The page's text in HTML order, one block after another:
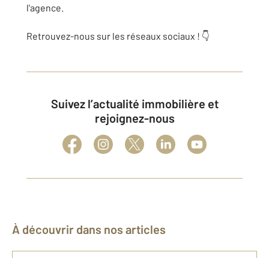
l'agence.
Retrouvez-nous sur les réseaux sociaux ! 👇
Suivez l’actualité immobilière et
rejoignez-nous
À découvrir dans nos articles